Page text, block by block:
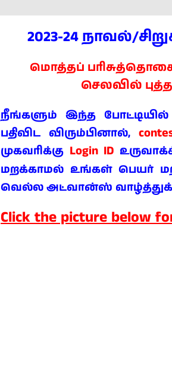
2023-24 நாவல்/
மொத்தப் பரிசுத்தொகை
செலவில்
நீங்களும் இந்த
பதிவிட விரும்பினால்,
முகவரிக்கு Login ID
மறக்காமல் உங்கள் பெயர்
வெல்ல அட்வான்ஸ்
Click the picture below